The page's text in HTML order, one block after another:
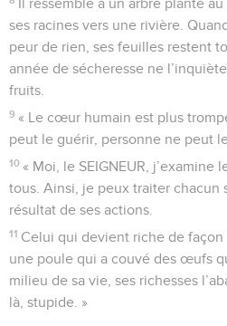
Il ressemble à un arbre planté
ses racines vers une rivière.
peur de rien, ses feuilles restent
année de sécheresse ne
fruits.
9 « Le cœur humain est plus
peut le guérir, personne ne peut
10 « Moi, le SEIGNEUR, j’examine
tous. Ainsi, je peux traiter chacun
résultat de ses actions.
11 Celui qui devient riche de
une poule qui a couvé des œufs
milieu de sa vie, ses richesses
là, stupide. »